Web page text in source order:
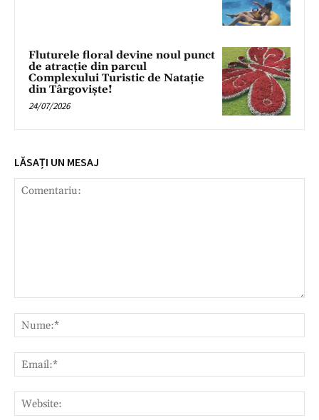
Fluturele floral devine noul punct
de atracție din parcul
Complexului Turistic de Natație
din Târgoviște!
24/07/2026
LĂSAȚI UN MESAJ